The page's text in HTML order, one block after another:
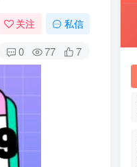
关注 私信
0 77 7